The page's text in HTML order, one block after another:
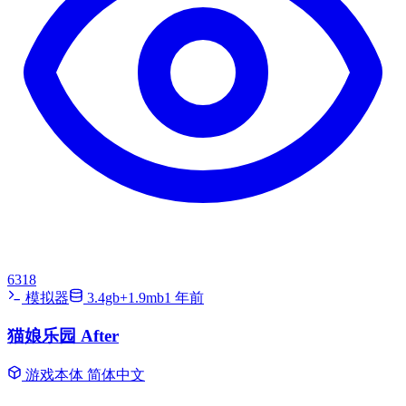
6318
模拟器
3.4gb+1.9mb1 年前
猫娘乐园 After
游戏本体 简体中文